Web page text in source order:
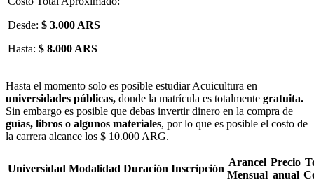
Desde: $ 3.000 ARS
Hasta: $ 8.000 ARS
Hasta el momento solo es posible estudiar Acuicultura en
universidades públicas, donde la matrícula es totalmente gratuita.
Sin embargo es posible que debas invertir dinero en la compra de
guías, libros o algunos materiales, por lo que es posible el costo de
la carrera alcance los $ 10.000 ARG.
Universidad Modalidad Duración Inscripción
Arancel
Mensual
Precio
anual